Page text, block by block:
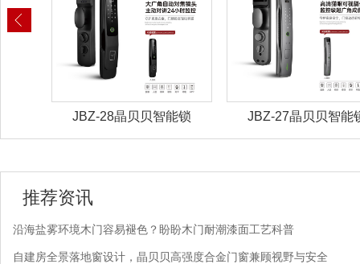
JBZ-27晶贝贝智能锁 JBZ-22晶贝贝智能
推荐资讯
沿海盐雾环境木门容易褪色？盼盼木门耐潮漆面工艺科普
自建房全景落地窗设计，晶贝贝高强度合金门窗兼顾视野与安全